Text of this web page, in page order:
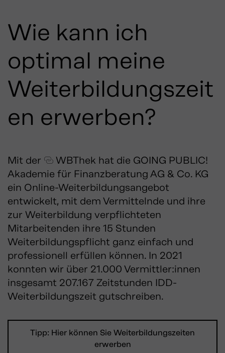
Wie kann ich
optimal meine
Weiterbildungszeit
en erwerben?
Mit der WBThek hat die GOING PUBLIC!
Akademie für Finanzberatung AG & Co. KG
ein Online-Weiterbildungsangebot
entwickelt, mit dem Vermittelnde und ihre
zur Weiterbildung verpflichteten
Mitarbeitenden ihre 15 Stunden
Weiterbildungspflicht ganz einfach und
professionell erfüllen können. In 2021
konnten wir über 21.000 Vermittler:innen
insgesamt 207.167 Zeitstunden IDD-
Weiterbildungszeit gutschreiben.
Tipp: Hier können Sie Weiterbildungszeiten
erwerben